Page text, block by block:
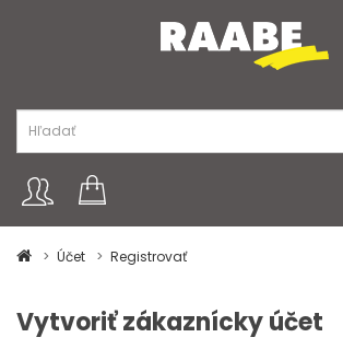
Účet
Registrovať
Vytvoriť zákaznícky účet